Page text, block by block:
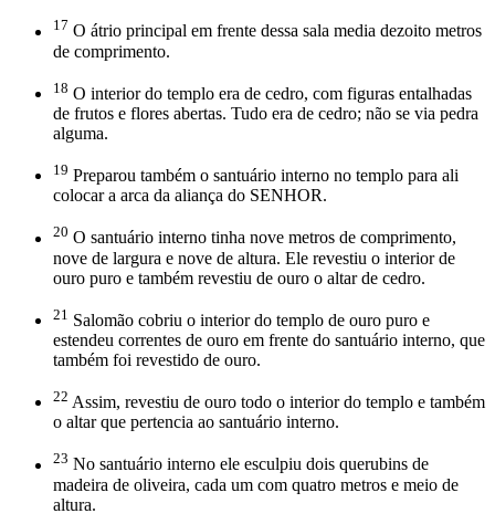
17 O átrio principal em frente dessa sala media dezoito metros
de comprimento.
18 O interior do templo era de cedro, com figuras entalhadas
de frutos e flores abertas. Tudo era de cedro; não se via pedra
alguma.
19 Preparou também o santuário interno no templo para ali
colocar a arca da aliança do SENHOR.
20 O santuário interno tinha nove metros de comprimento,
nove de largura e nove de altura. Ele revestiu o interior de
ouro puro e também revestiu de ouro o altar de cedro.
21 Salomão cobriu o interior do templo de ouro puro e
estendeu correntes de ouro em frente do santuário interno, que
também foi revestido de ouro.
22 Assim, revestiu de ouro todo o interior do templo e também
o altar que pertencia ao santuário interno.
23 No santuário interno ele esculpiu dois querubins de
madeira de oliveira, cada um com quatro metros e meio de
altura.